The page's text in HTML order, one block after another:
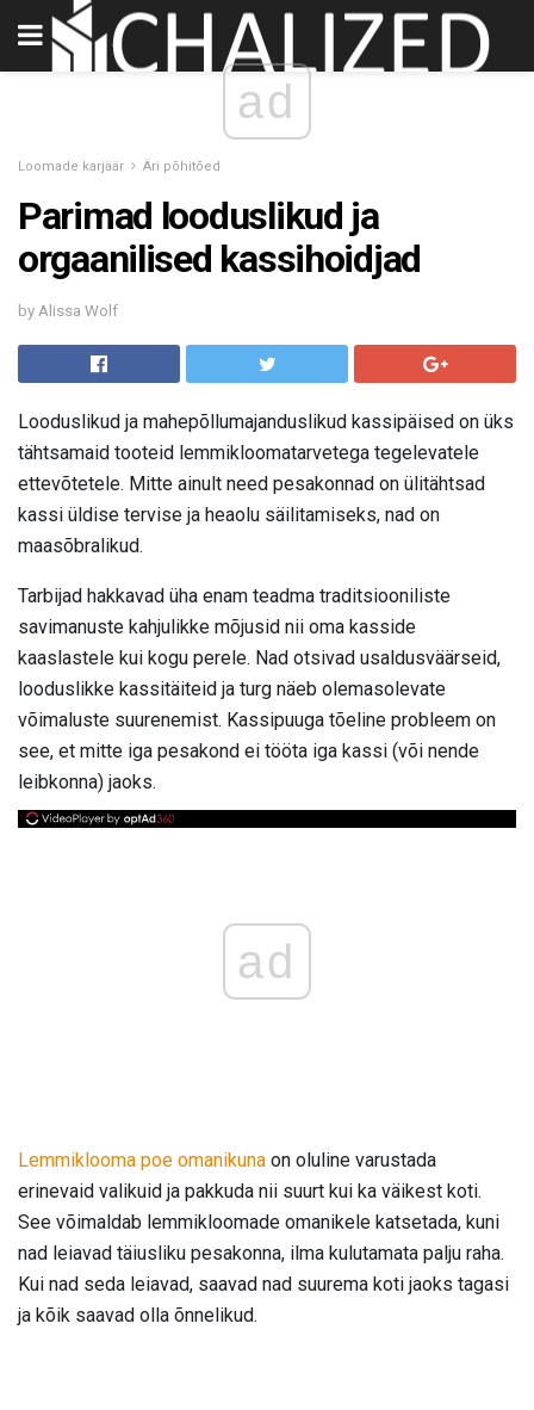
ad
Loomade karjäär Äri põhitõed
Parimad looduslikud ja
orgaanilised kassihoidjad
by Alissa Wolf
Looduslikud ja mahepõllumajanduslikud kassipäised on üks
tähtsamaid tooteid lemmikloomatarvetega tegelevatele
ettevõtetele. Mitte ainult need pesakonnad on ülitähtsad
kassi üldise tervise ja heaolu säilitamiseks, nad on
maasõbralikud.
Tarbijad hakkavad üha enam teadma traditsiooniliste
savimanuste kahjulikke mõjusid nii oma kasside
kaaslastele kui kogu perele. Nad otsivad usaldusväärseid,
looduslikke kassitäiteid ja turg näeb olemasolevate
võimaluste suurenemist. Kassipuuga tõeline probleem on
see, et mitte iga pesakond ei tööta iga kassi (või nende
leibkonna) jaoks.
ad
Lemmiklooma poe omanikuna on oluline varustada
erinevaid valikuid ja pakkuda nii suurt kui ka väikest koti.
See võimaldab lemmikloomade omanikele katsetada, kuni
nad leiavad täiusliku pesakonna, ilma kulutamata palju raha.
Kui nad seda leiavad, saavad nad suurema koti jaoks tagasi
ja kõik saavad olla õnnelikud.